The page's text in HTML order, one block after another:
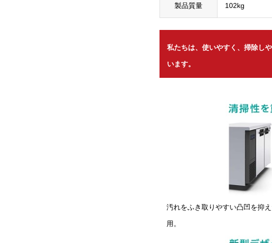
製品質量 102kg
私たちは、使いやすく、掃除し
います。
汚れをふき取りやすい凸凹を抑
用。